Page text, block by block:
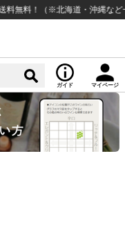
（※北海道・沖縄など一部例
ガイド マイページ